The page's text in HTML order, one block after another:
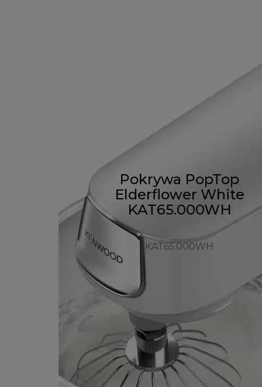
Pokrywa PopTop
Elderflower White
KAT65.000WH
KAT65.000WH